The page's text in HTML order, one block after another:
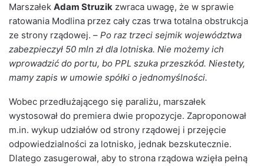
Marszałek Adam Struzik zwraca uwagę, że w sprawie
ratowania Modlina przez cały czas trwa totalna obstrukcja
ze strony rządowej. – Po raz trzeci sejmik województwa
zabezpieczył 50 mln zł dla lotniska. Nie możemy ich
wprowadzić do portu, bo PPL szuka przeszkód. Niestety,
mamy zapis w umowie spółki o jednomyślności.
Wobec przedłużającego się paraliżu, marszałek
wystosował do premiera dwie propozycje. Zaproponował
m.in. wykup udziałów od strony rządowej i przejęcie
odpowiedzialności za lotnisko, jednak bezskutecznie.
Dlatego zasugerował, aby to strona rządowa wzięła pełną